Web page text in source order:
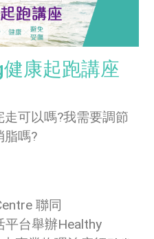
康起跑講座
可以嗎?我需要調節
脂嗎?
聯同
平台舉辦Healthy